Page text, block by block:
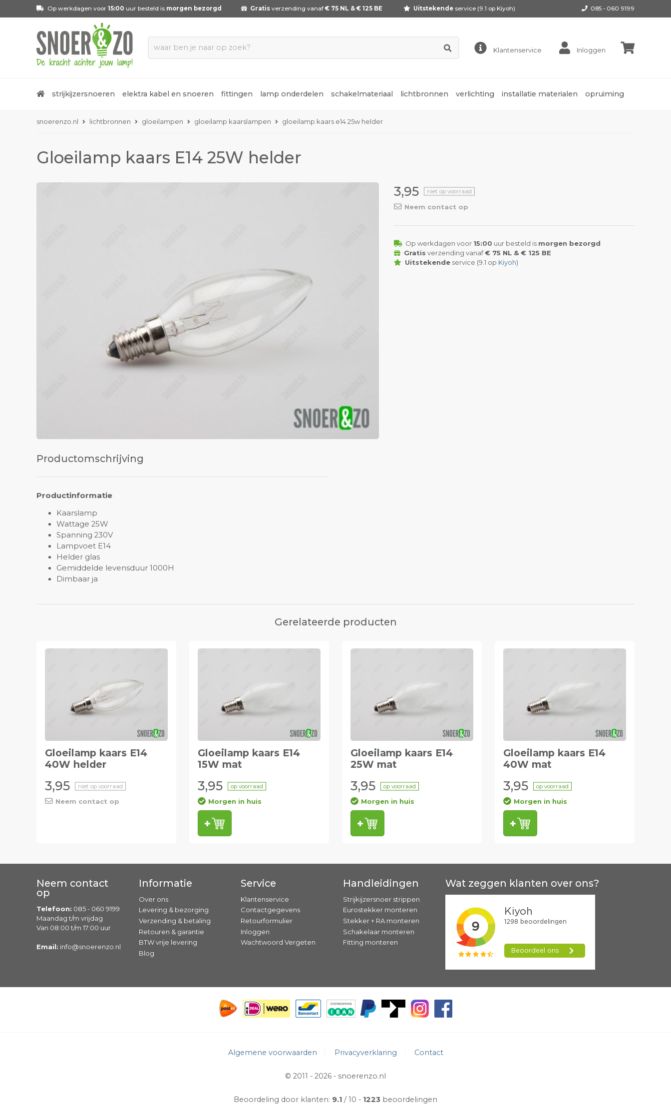
Op werkdagen voor 15:00 uur besteld is morgen bezorgd Gratis verzending vanaf € 75 NL & € 125 BE Uitstekendeservice (9.1 op Kiyoh) 085 - 060 9199
Klantenservice Inloggen
strijkijzersnoeren elektra kabel en snoeren fittingen lamp onderdelen schakelmateriaal lichtbronnen verlichting installatie materialen opruiming
snoerenzo.nl lichtbronnen gloeilampen gloeilamp kaarslampen gloeilamp kaars e14 25w helder
Gloeilamp kaars E14 25W helder
3,95 niet op voorraad
Neem contact op
Op werkdagen voor 15:00 uur besteld is morgen bezorgd
Gratis verzending vanaf€ 75 NL & € 125 BE
Uitstekendeservice (9.1 op Kiyoh)
Productomschrijving
Productinformatie
Kaarslamp
Wattage 25W
Spanning 230V
Lampvoet E14
Helder glas
Gemiddelde levensduur 1000H
Dimbaar ja
Gerelateerde producten
Gloeilamp kaars E14
40W helder
3,95 niet op voorraad
Neem contact op
Gloeilamp kaars E14
15W mat
3,95 op voorraad
Morgen in huis
Gloeilamp kaars E14
25W mat
3,95 op voorraad
Morgen in huis
Gloeilamp kaars E14
40W mat
3,95 op voorraad
Morgen in huis
Neem contact
op
Telefoon: 085 - 060 9199
Maandag t/m vrijdag
Van 08:00 t/m 17:00 uur
Email: info@snoerenzo.nl
Informatie
Over ons
Levering & bezorging
Verzending & betaling
Retouren & garantie
BTW vrije levering
Blog
Service
Klantenservice
Contactgegevens
Retourformulier
Inloggen
Wachtwoord Vergeten
Handleidingen
Strijkijzersnoer strippen
Eurostekker monteren
Stekker + RA monteren
Schakelaar monteren
Fitting monteren
Wat zeggen klanten over ons?
Algemene voorwaarden Privacyverklaring Contact
© 2011 - 2026 - snoerenzo.nl
Beoordeling door klanten: 9.1 / 10 1223 beoordelingen